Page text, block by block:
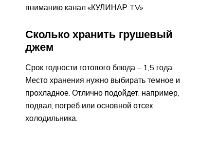
вниманию канал «КУЛИНАР TV»
Сколько хранить грушевый
джем
Срок годности готового блюда – 1,5 года.
Место хранения нужно выбирать темное и
прохладное. Отлично подойдет, например,
подвал, погреб или основной отсек
холодильника.